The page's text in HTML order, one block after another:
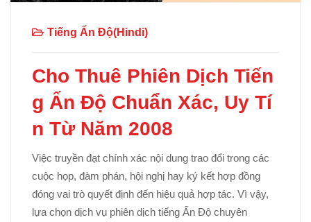
Tiếng Ấn Độ(Hindi)
Cho Thuê Phiên Dịch Tiến
g Ấn Độ Chuẩn Xác, Uy Tí
n Từ Năm 2008
Việc truyền đạt chính xác nội dung trao đổi trong các
cuộc họp, đàm phán, hội nghị hay ký kết hợp đồng
đóng vai trò quyết định đến hiệu quả hợp tác. Vì vậy,
lựa chọn dịch vụ phiên dịch tiếng Ấn Độ chuyên